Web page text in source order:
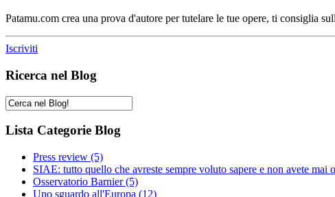
Patamu.com crea una prova d'autore per tutelare le tue opere, ti consiglia
Iscriviti
Ricerca nel Blog
Lista Categorie Blog
Press review (5)
SIAE: tutto quello che avreste sempre voluto sapere e non avete mai
Osservatorio Barnier(5)
Uno sguardo all'Europa (12)